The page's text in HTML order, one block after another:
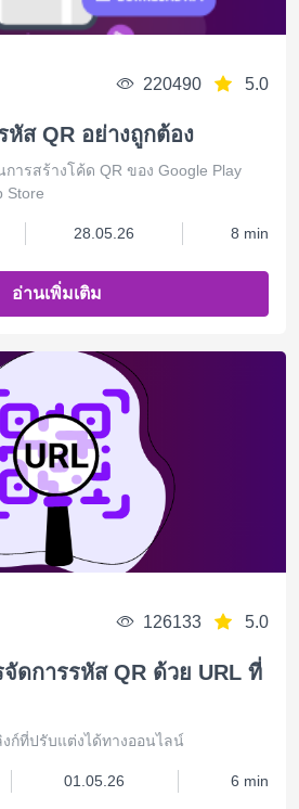
220490 5.0
หัส QR อย่างถูกต้อง
ารสร้างโค้ด QR ของ Google Play
Store
28.05.26 8 min
อ่านเพิ่มเติม
126133 5.0
จัดการรหัส QR ด้วย URL ที่
ก์ที่ปรับแต่งได้ทางออนไลน์
01.05.26 6 min